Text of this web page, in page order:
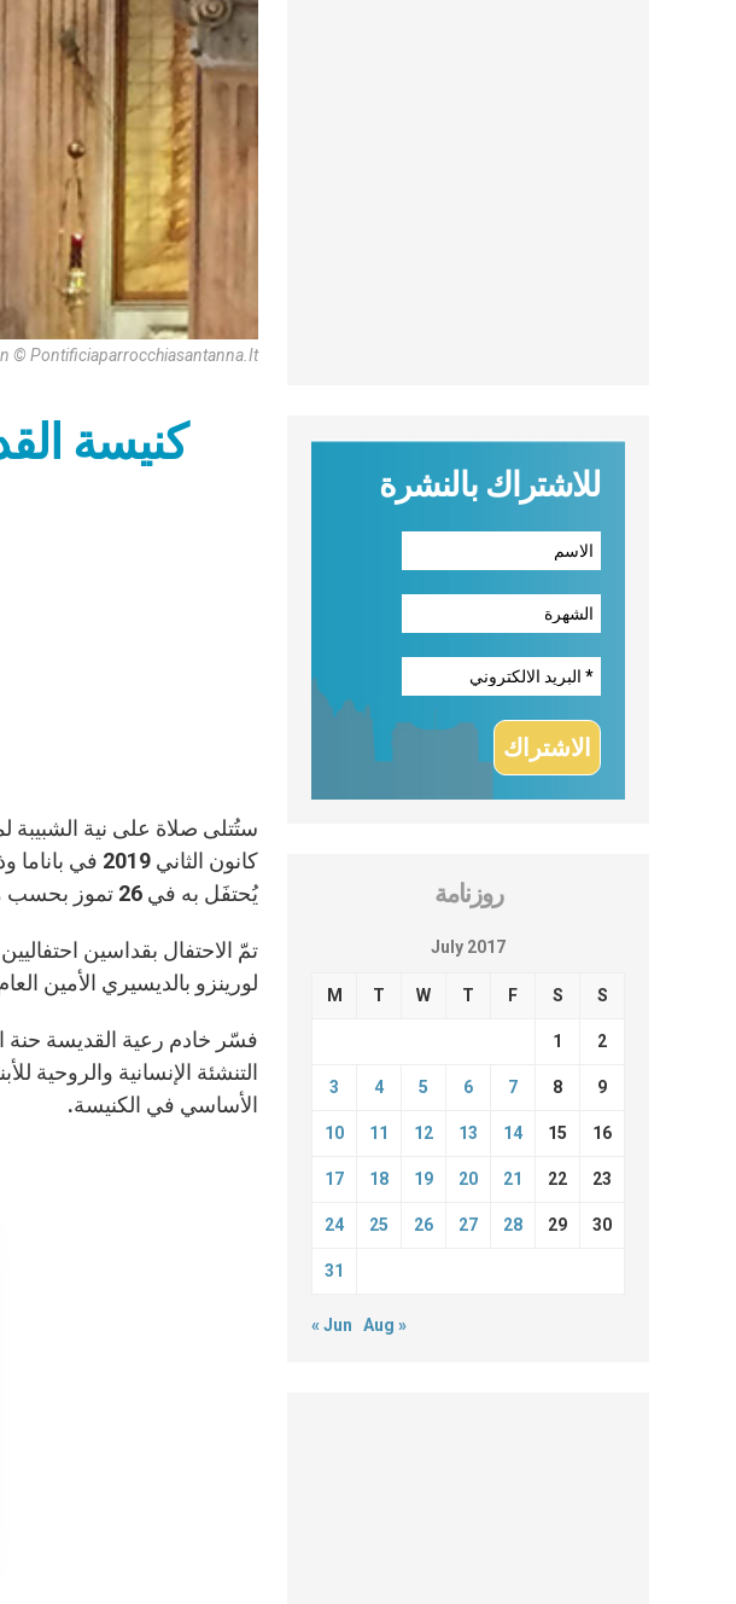
© Pontificiaparrocchiasantanna.It
كنيسة
كانون
يُحتفَل به في 26 تموز بحسب ما أفادت الصحيفة الفاتيكانية لوسيرفاتوري رومانو باللغة الإيطالية يوم الاثنين 24 تموز 2017.
تمّ الاحتفال بقداسين
لورينزو بالديسيري الأمين
فسّر خادم رعية القديسة حنة
التنشئة الإنسانية والروحية
الأساسي في الكنيسة.
للاشتراك بالنشرة
روزنامة
July 2017
M T W T F S S
1 2
3 4 5 6 7 8 9
10 11 12 13 14 15 16
17 18 19 20 21 22 23
24 25 26 27 28 29 30
31
« Jun Aug »